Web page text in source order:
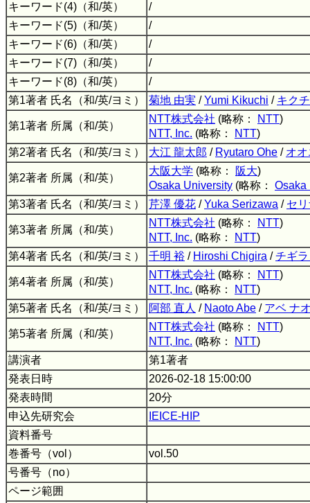
キーワード(4)（和/英）
/
キーワード(5)（和/英）
/
キーワード(6)（和/英）
/
キーワード(7)（和/英）
/
キーワード(8)（和/英）
/
第1著者 氏名（和/英/ヨミ）
菊地 由実 /Yumi Kikuchi / キク
第1著者 所属（和/英）
NTT株式会社 (略称： NTT)
NTT, Inc. (略称： NTT)
第2著者 氏名（和/英/ヨミ）
大江 龍太郎 / Ryutaro Ohe / オ
第2著者 所属（和/英）
大阪大学 (略称： 阪大)
Osaka University (略称： Osaka
第3著者 氏名（和/英/ヨミ）
芹澤 優花 /Yuka Serizawa / セ
第3著者 所属（和/英）
NTT株式会社 (略称： NTT)
NTT, Inc. (略称： NTT)
第4著者 氏名（和/英/ヨミ）
千明 裕 / Hiroshi Chigira /チギ
第4著者 所属（和/英）
NTT株式会社 (略称： NTT)
NTT, Inc. (略称： NTT)
第5著者 氏名（和/英/ヨミ）
阿部 直人 / Naoto Abe / アベ ナ
第5著者 所属（和/英）
NTT株式会社 (略称： NTT)
NTT, Inc. (略称： NTT)
講演者
第1著者
発表日時
2026-02-18 15:00:00
発表時間
20分
申込先研究会
IEICE-HIP
資料番号
巻番号（vol）
vol.50
号番号（no）
ページ範囲